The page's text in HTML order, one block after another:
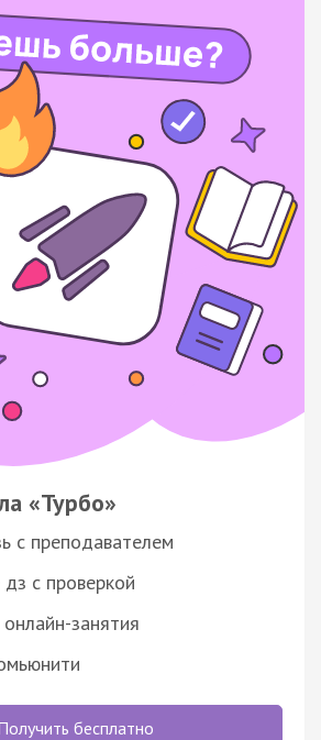
«Турбо»
с преподавателем
с проверкой
занятия
бесплатно